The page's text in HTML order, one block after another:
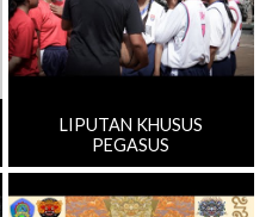
LIPUTAN KHUSUS
PEGASUS